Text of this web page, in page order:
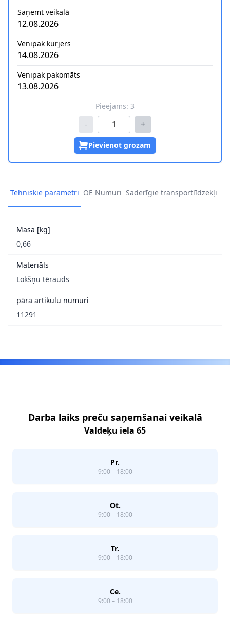
Saņemt veikalā
12.08.2026
Venipak kurjers
14.08.2026
Venipak pakomāts
13.08.2026
Pieejams: 3
- +
Pievienot grozam
Tehniskie parametri OE Numuri Saderīgie transportlīdzekļi
Masa [kg]
0,66
Materiāls
Lokšņu tērauds
pāra artikulu numuri
11291
Darba laiks preču saņemšanai veikalā
Valdeķu iela 65
Pr.
9:00 – 18:00
Ot.
9:00 – 18:00
Tr.
9:00 – 18:00
Ce.
9:00 – 18:00